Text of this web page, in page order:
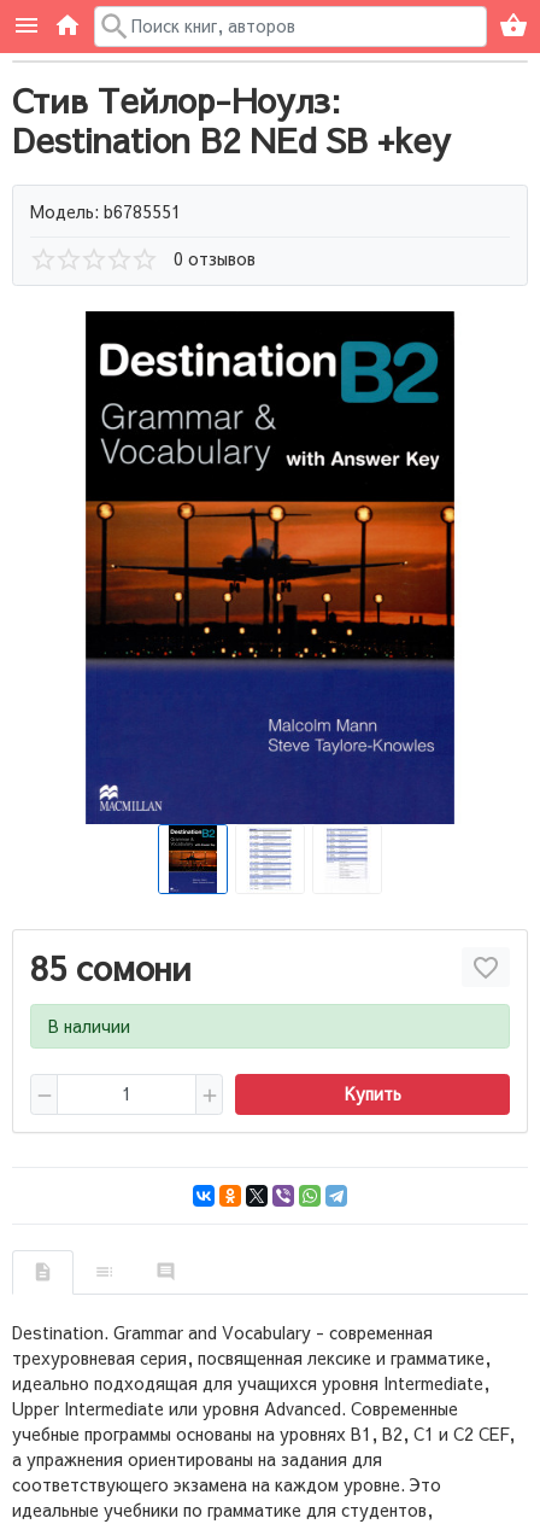
Стив Тейлор-Ноулз:
Destination B2 NEd SB +key
Модель: b6785551
0 отзывов
85 сомони
В наличии
Купить
Destination. Grammar and Vocabulary - современная
трехуровневая серия, посвященная лексике и грамматике,
идеально подходящая для учащихся уровня Intermediate,
Upper Intermediate или уровня Advanced. Современные
учебные программы основаны на уровнях B1, B2, C1 и C2 CEF,
а упражнения ориентированы на задания для
соответствующего экзамена на каждом уровне. Это
идеальные учебники по грамматике для студентов,